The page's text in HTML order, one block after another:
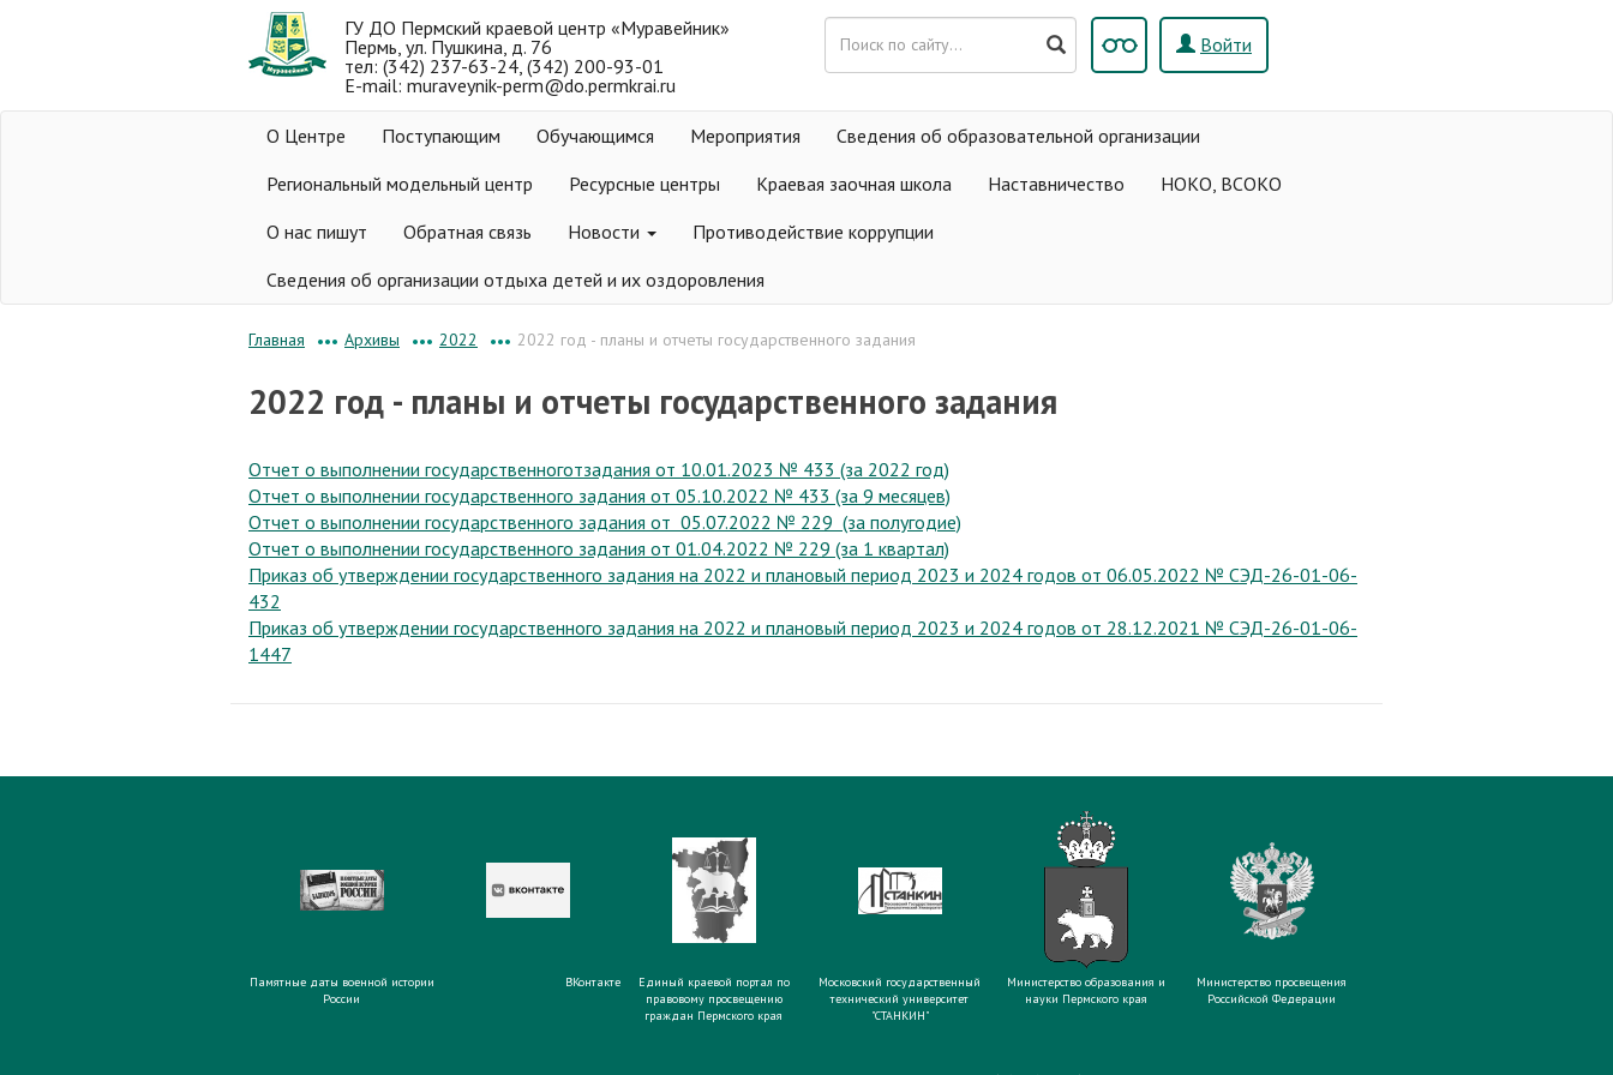
ГУ ДО Пермский краевой центр «Муравейник»
Пермь, ул. Пушкина, д. 76
тел: (342) 237-63-24, (342) 200-93-01
E-mail: muraveynik-perm@do.permkrai.ru
Войти
О Центре Поступающим Обучающимся Мероприятия
Сведения об образовательной организации
Региональный модельный центр
Ресурсные центры Краевая заочная школа Наставничество
НОКО, ВСОКО
О нас пишут
Обратная связь Новости
Противодействие коррупции
Сведения об организации отдыха детей и их оздоровления
Главная ••• Архивы ••• 2022 ••• 2022 год - планы и отчеты государственного задания
2022 год - планы и отчеты государственного задания
Отчет о выполнении государственноготзадания от 10.01.2023 № 433 (за 2022 год)
Отчет о выполнении государственного задания от 05.10.2022 № 433 (за 9 месяцев)
Отчет о выполнении государственного задания от 05.07.2022 № 229 (за полугодие)
Отчет о выполнении государственного задания от 01.04.2022 № 229 (за 1 квартал)
Приказ об утверждении государственного задания на 2022 и плановый период 2023 и 2024 годов от 06.05.2022 № СЭД-26-01-06-
432
Приказ об утверждении государственного задания на 2022 и плановый период 2023 и 2024 годов от 28.12.2021 № СЭД-26-01-06-
1447
Памятные даты военной истории
России
ВКонтакте
Единый краевой портал по
правовому просвещению
граждан Пермского края
Московский государственный
технический университет
"СТАНКИН"
Министерство образования и
науки Пермского края
Министерство просвещения
Российской Федерации